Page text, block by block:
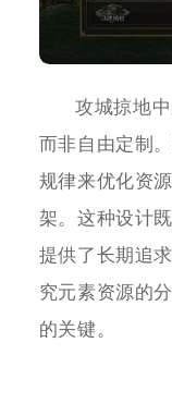
攻城掠地
而非自由定制
规律来优化资
架。这种设计
提供了长期追
究元素资源的
的关键。